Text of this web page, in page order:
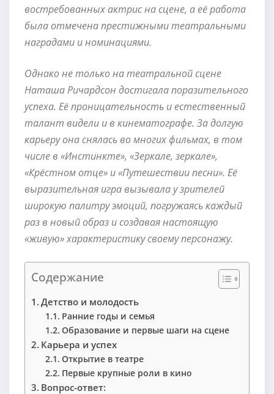
востребованных актрис на сцене, а её работа
была отмечена престижными театральными
наградами и номинациями.
Однако не только на театральной сцене
Наташа Ричардсон достигала поразительного
успеха. Её проницательность и естественный
талант видели и в кинематографе. За долгую
карьеру она снялась во многих фильмах, в том
числе в «Инстинкте», «Зеркале, зеркале»,
«Крёстном отце» и «Путешествии песни». Её
выразительная игра вызывала у зрителей
широкую палитру эмоций, погружаясь каждый
раз в новый образ и создавая настоящую
«живую» характеристику своему персонажу.
Содержание
Детство и молодость
Ранние годы и семья
Образование и первые шаги на сцене
Карьера и успех
Открытие в театре
Первые крупные роли в кино
Вопрос-ответ: